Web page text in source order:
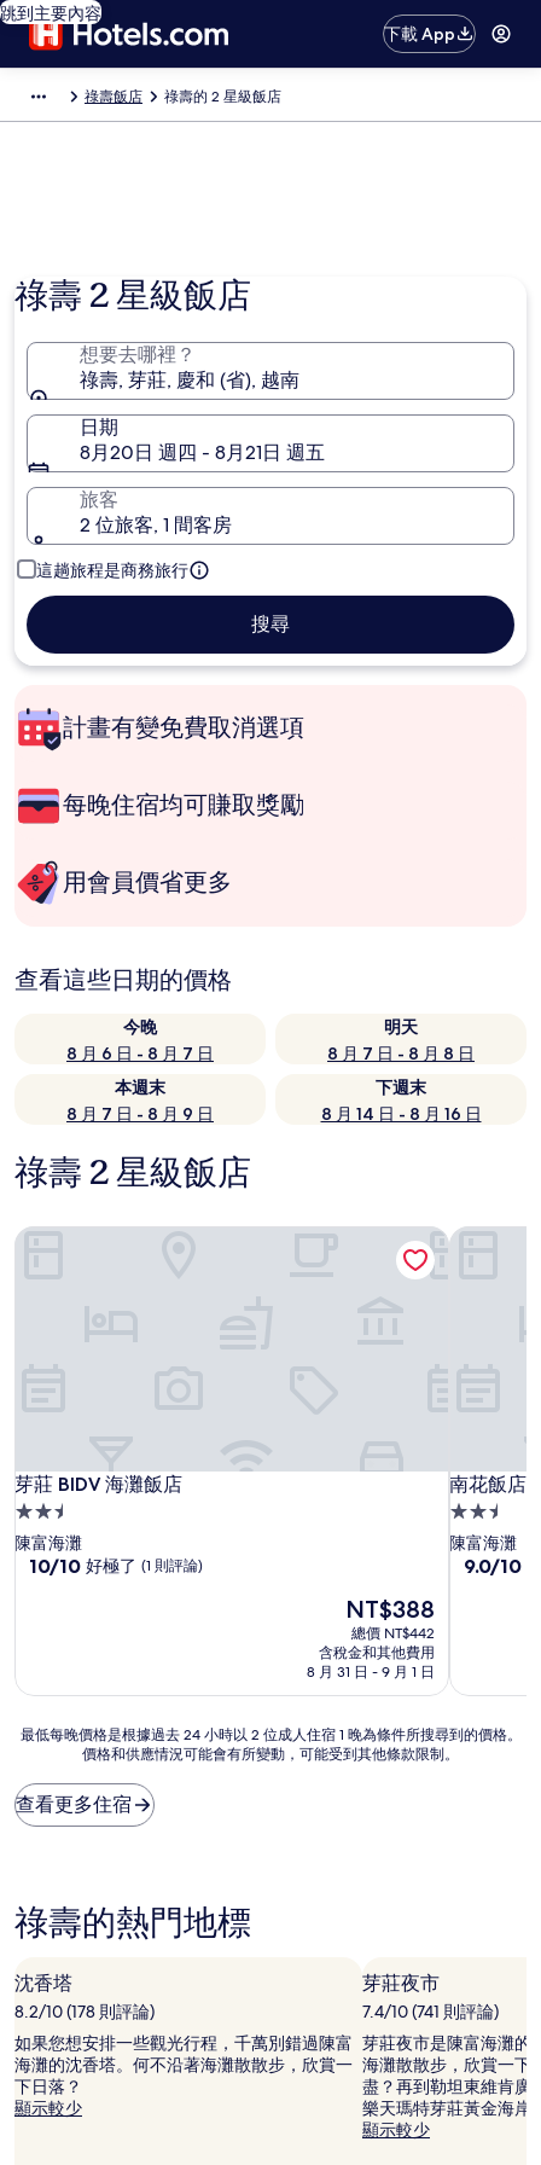
跳到主要內容
下載 App
祿壽飯店 祿壽的 2 星級飯店
祿壽 2 星級飯店
想要去哪裡？
祿壽, 芽莊, 慶和 (省), 越南
日期
8月20日 週四 - 8月21日 週五
旅客
2 位旅客, 1 間客房
這趟旅程是商務旅行
搜尋
計畫有變免費取消選項
每晚住宿均可賺取獎勵
用會員價省更多
查看這些日期的價格
今晚
8 月 6 日 - 8 月 7 日
明天
8 月 7 日 - 8 月 8 日
本週末
8 月 7 日 - 8 月 9 日
下週末
8 月 14 日 - 8 月 16 日
祿壽 2 星級飯店
芽莊 BIDV 海灘飯店
芽莊 BIDV 海灘飯店
2.5
星
級
陳富海灘
10.0
好
了，
則
評
論)
10/10 好極了 (1 則評論)
現
在
價
格
為
NT$388
總價 NT$442
含稅金和其他費用
8 月 31 日 - 9 月 1 日
芽莊 BIDV 海灘飯店
南花飯店
南花飯店
2.5
星
級
陳富海灘
9.0
太
了，
9.0/10
南花飯店
最
晚
價
據
過
24
小
時
以
2
位
成
最低每晚價格是根據過去 24 小時以 2 位成人住宿 1 晚為條件所搜尋到的價格。
價格和供應情況可能會有所變動，可能受到其他條款限制。
查看更多住宿
祿壽的熱門地標
沈香塔
8.2/10 (178 則評論)
如果您想安排一些觀光行程，千萬別錯過陳富
海灘的沈香塔。何不沿著海灘散散步，欣賞一
下日落？
顯示較少
芽莊夜市
7.4/10 (741 則評論)
芽莊夜市是陳富海灘的
海灘散散步，欣賞一下
盡？再到勒坦東維肯廣
樂天瑪特芽莊黃金海岸
顯示較少